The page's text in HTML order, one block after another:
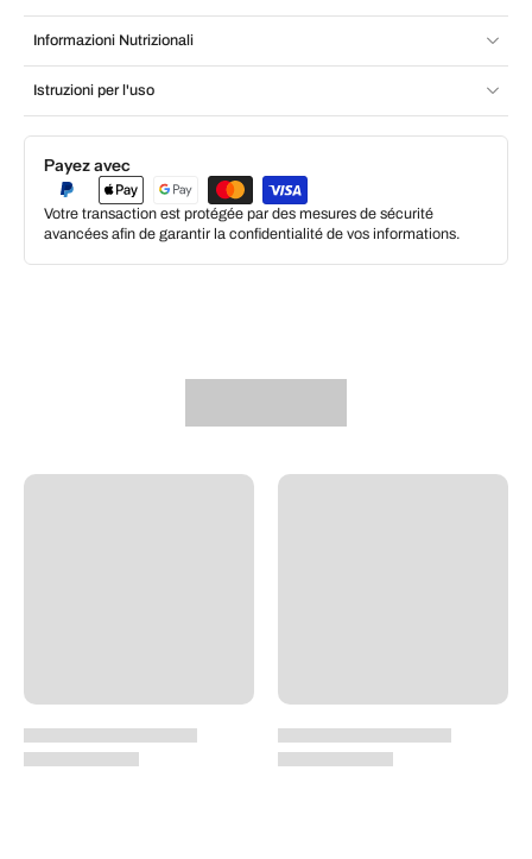
Informazioni Nutrizionali
Istruzioni per l'uso
Payez avec
Votre transaction est protégée par des mesures de sécurité
avancées afin de garantir la confidentialité de vos informations.